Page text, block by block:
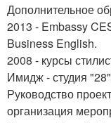
Дополнительное
2013 - Embassy
Business English.
2008 - курсы
Имидж - студия
Руководство
организация